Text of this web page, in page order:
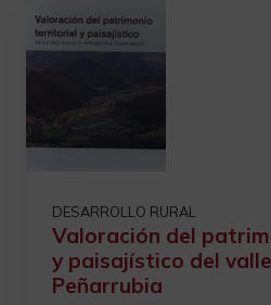
DESARROLLO RURAL
Valoración del
y paisajístico del
Peñarrubia